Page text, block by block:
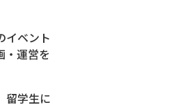
イベント
・運営を
留学生に